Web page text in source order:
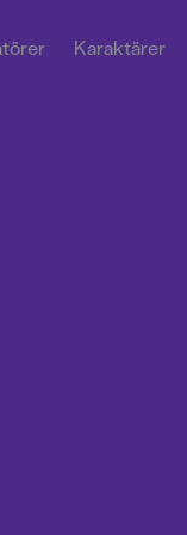
Karaktärer